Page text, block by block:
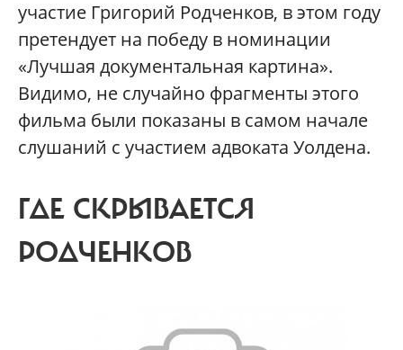
участие Григорий Родченков, в этом году
претендует на победу в номинации
«Лучшая документальная картина».
Видимо, не случайно фрагменты этого
фильма были показаны в самом начале
слушаний с участием адвоката Уолдена.
ГДЕ СКРЫВАЕТСЯ
РОДЧЕНКОВ